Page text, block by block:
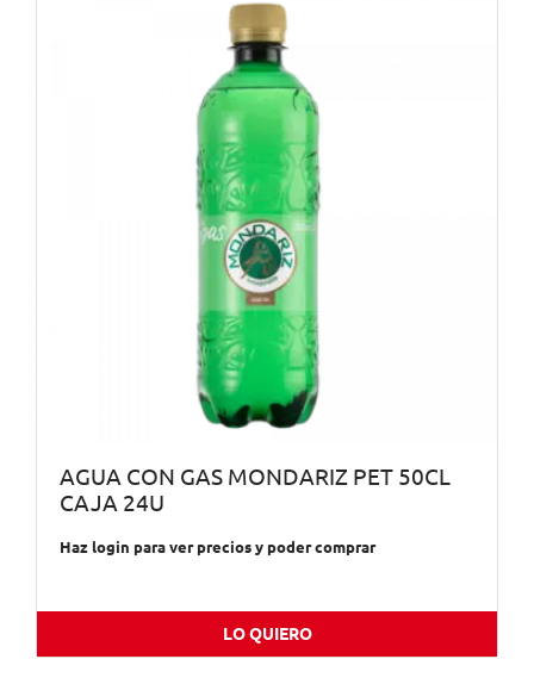
AGUA CON GAS MONDARIZ PET 50CL
CAJA 24U
Haz login para ver precios y poder comprar
LO QUIERO